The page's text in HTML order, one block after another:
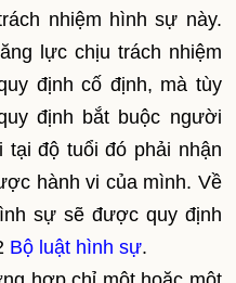
nhiệm hình sự này.
lực chịu trách nhiệm
định cố định, mà tùy
định bắt buộc người
tại độ tuổi đó phải nhận
hành vi của mình. Về
sự sẽ được quy định
Bộ luật hình sự.